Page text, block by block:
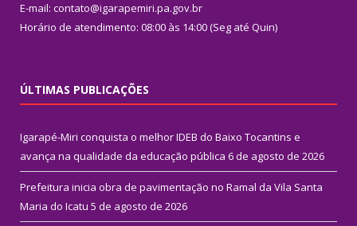
E-mail: contato@igarapemiri.pa.gov.br
Horário de atendimento: 08:00 às 14:00 (Seg até Quin)
ÚLTIMAS PUBLICAÇÕES
Igarapé-Miri conquista o melhor IDEB do Baixo Tocantins e
avança na qualidade da educação pública 6 de agosto de 2026
Prefeitura inicia obra de pavimentação no Ramal da Vila Santa
Maria do Icatu 5 de agosto de 2026